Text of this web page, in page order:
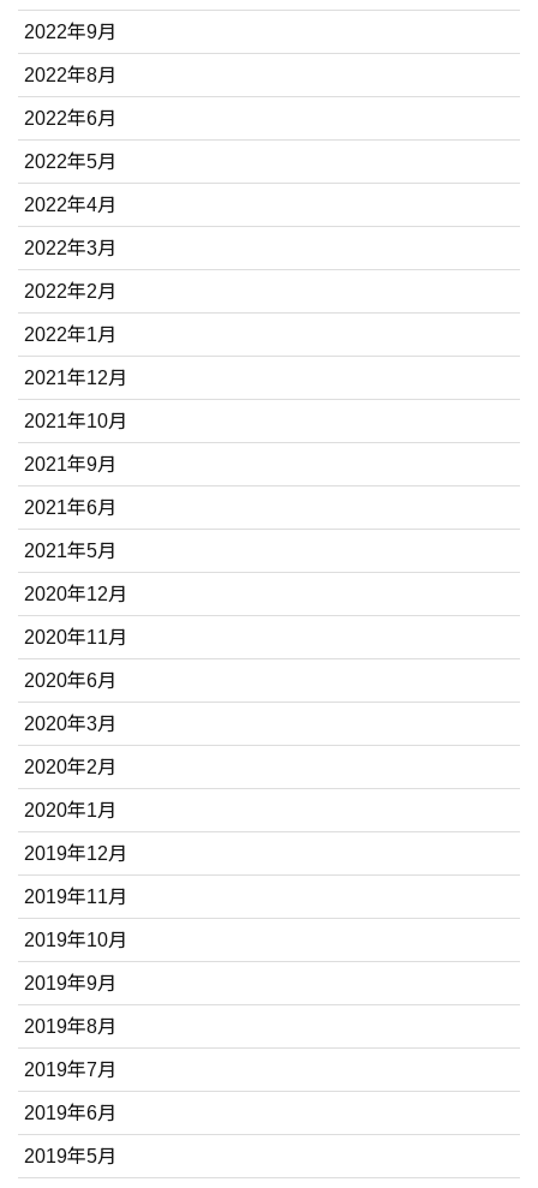
2022年9月
2022年8月
2022年6月
2022年5月
2022年4月
2022年3月
2022年2月
2022年1月
2021年12月
2021年10月
2021年9月
2021年6月
2021年5月
2020年12月
2020年11月
2020年6月
2020年3月
2020年2月
2020年1月
2019年12月
2019年11月
2019年10月
2019年9月
2019年8月
2019年7月
2019年6月
2019年5月